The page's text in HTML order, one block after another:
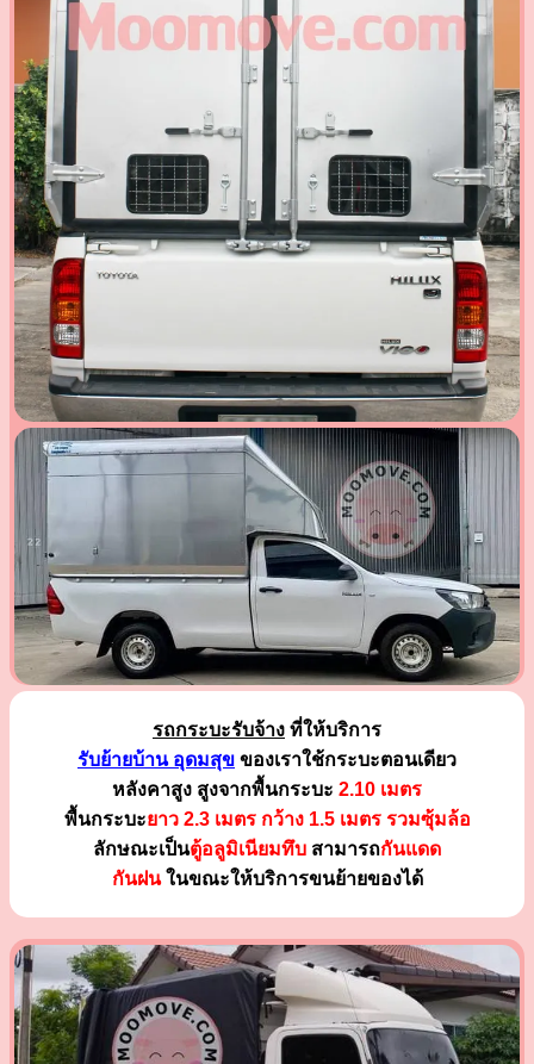
รถกระบะรับจ้าง ที่ให้บริการ
รับย้ายบ้าน อุดมสุข ของเราใช้กระบะตอนเดียว
หลังคาสูง สูงจากพื้นกระบะ 2.10 เมตร
พื้นกระบะยาว 2.3 เมตร กว้าง 1.5 เมตร รวมซุ้มล้อ
ลักษณะเป็นตู้อลูมิเนียมทึบ สามารถกันแดด
กันฝนในขณะให้บริการขนย้ายของได้